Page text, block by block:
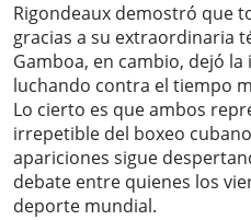
Rigondeaux demostró que
gracias a su extraordinaria
Gamboa, en cambio, dejó
luchando contra el tiempo
Lo cierto es que ambos
irrepetible del boxeo
apariciones sigue
debate entre quienes los
deporte mundial.